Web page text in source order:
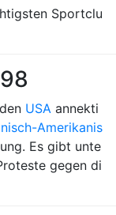
Sportclu
USA annekti
Amerikanis
Es gibt unte
gegen di